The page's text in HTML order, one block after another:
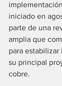
iniciado en
parte de una
amplia que
para estabilizar
su principal
cobre.